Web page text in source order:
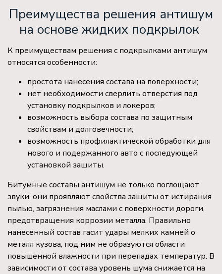
Преимущества решения антишум
на основе жидких подкрылок
К преимуществам решения с подкрылками антишум
относятся особенности:
простота нанесения состава на поверхности;
нет необходимости сверлить отверстия под
установку подкрылков и локеров;
возможность выбора состава по защитным
свойствам и долговечности;
возможность профилактической обработки для
нового и подержанного авто с последующей
установкой защиты.
Битумные составы антишум не только поглощают
звуки, они проявляют свойства защиты от истирания
пылью, загрязнения маслами с поверхности дороги,
предотвращения коррозии металла. Правильно
нанесенный состав гасит удары мелких камней о
металл кузова, под ним не образуются области
повышенной влажности при перепадах температур. В
зависимости от состава уровень шума снижается на